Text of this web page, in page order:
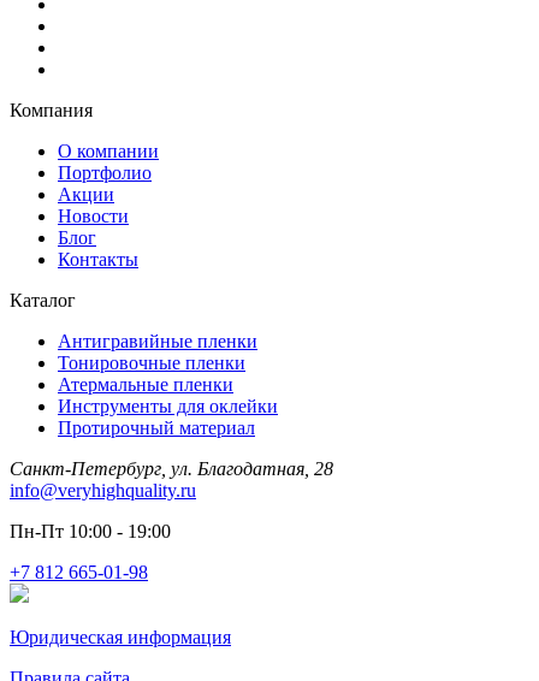
Компания
О компании
Портфолио
Акции
Новости
Блог
Контакты
Каталог
Антигравийные пленки
Тонировочные пленки
Атермальные пленки
Инструменты для оклейки
Протирочный материал
Санкт-Петербург, ул. Благодатная, 28
info@veryhighquality.ru
Пн-Пт 10:00 - 19:00
+7 812 665-01-98
Юридическая информация